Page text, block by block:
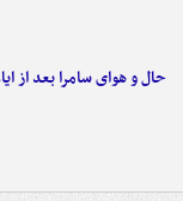
حال و هوای سامرا بعد از